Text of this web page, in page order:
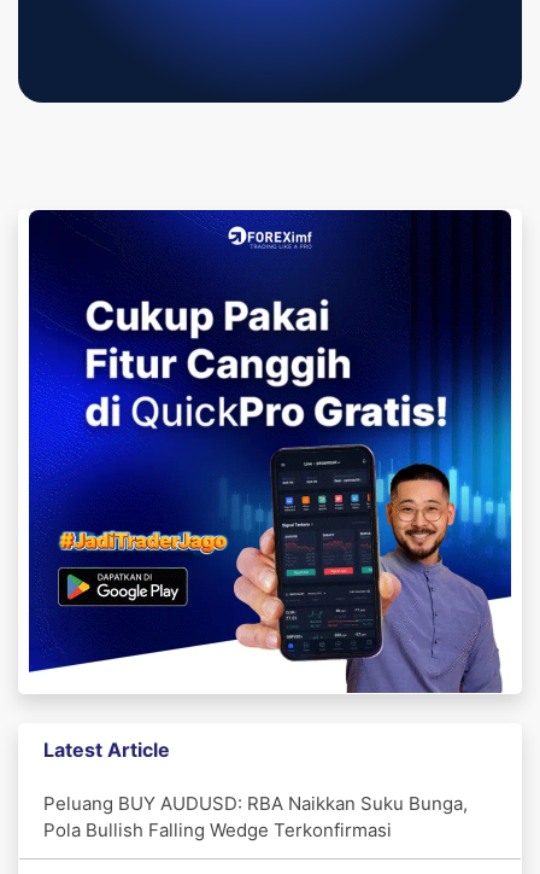
Latest Article
Peluang BUY AUDUSD: RBA Naikkan Suku Bunga,
Pola Bullish Falling Wedge Terkonfirmasi